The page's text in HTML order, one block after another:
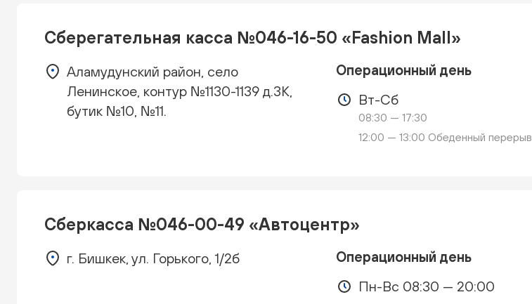
Cберегательная касса №046-16-50 «Fashion Mall»
Аламудунский район, село
Ленинское, контур №1130-1139 д.3К,
бутик №10, №11.
Операционный день
Вт-Сб
08:30 — 17:30
12:00 — 13:00 Обеденный перерыв
Сберкасса №046-00-49 «Автоцентр»
г. Бишкек, ул. Горького, 1/2б
Операционный день
Пн-Вс 08:30 — 20:00